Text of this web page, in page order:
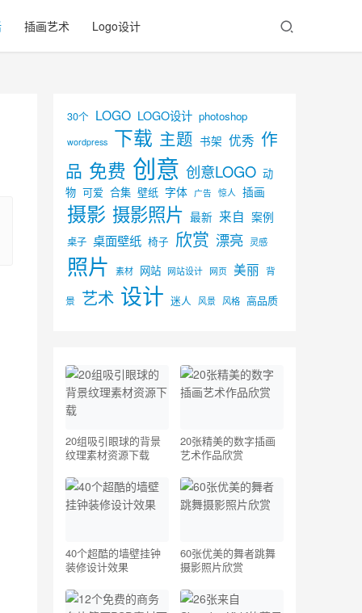
插画艺术 Logo设计
30个 LOGO LOGO设计 photoshop
wordpress 下载 主题 书架 优秀 作
品 免费 创意 创意LOGO 动
物 可爱 合集 壁纸 字体 广告 惊人 插画
摄影 摄影照片 最新 来自 案例
桌子 桌面壁纸 椅子 欣赏 漂亮 灵感
照片 素材 网站 网站设计 网页 美丽 背
景 艺术 设计 迷人 风景 风格 高品质
20组吸引眼球的背景
纹理素材资源下载
20张精美的数字插画
艺术作品欣赏
40个超酷的墙壁挂钟
装修设计效果
60张优美的舞者跳舞
摄影照片欣赏